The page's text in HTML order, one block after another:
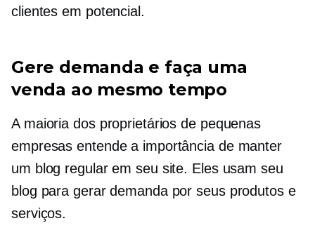
clientes em potencial.
Gere demanda e faça uma
venda ao mesmo tempo
A maioria dos proprietários de pequenas
empresas entende a importância de manter
um blog regular em seu site. Eles usam seu
blog para gerar demanda por seus produtos e
serviços.